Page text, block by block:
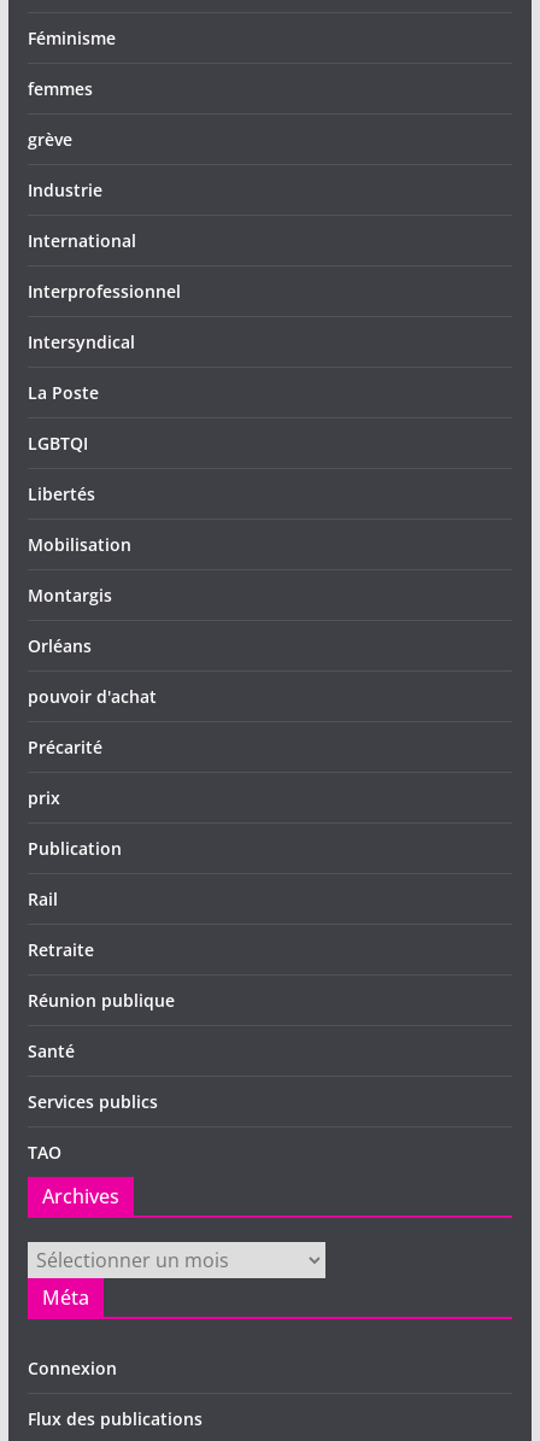
Féminisme
femmes
grève
Industrie
International
Interprofessionnel
Intersyndical
La Poste
LGBTQI
Libertés
Mobilisation
Montargis
Orléans
pouvoir d'achat
Précarité
prix
Publication
Rail
Retraite
Réunion publique
Santé
Services publics
TAO
Archives
Archives
Méta
Connexion
Flux des publications